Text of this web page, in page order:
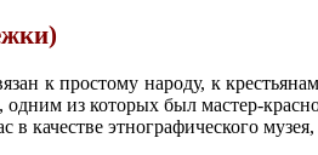
к простому народу, к
одним из которых был мастер-
в качестве этнографического